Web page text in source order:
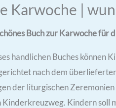
Karwoche |
Buch zur Karwoche für
handlichen Buches können
nach dem
der liturgischen
Kinderkreuzweg. Kindern soll